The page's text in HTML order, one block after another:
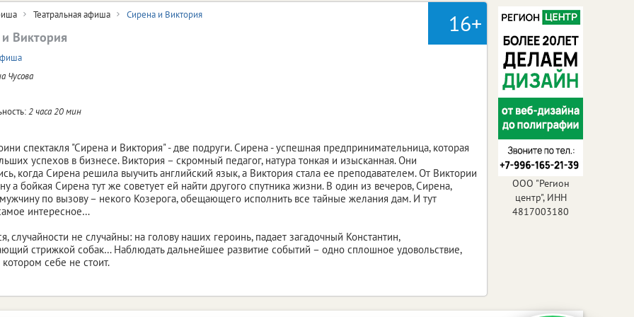
16+
Театральная афиша Сирена и Виктория
Виктория
Чусова
2 часа 20 мин
спектакля "Сирена и Виктория" - две подруги. Сирена - успешная предпринимательница, которая
успехов в бизнесе. Виктория – скромный педагог, натура тонкая и изысканная. Они
когда Сирена решила выучить английский язык, а Виктория стала ее преподавателем. От Виктории
а бойкая Сирена тут же советует ей найти другого спутника жизни. В один из вечеров, Сирена,
по вызову – некого Козерога, обещающего исполнить все тайные желания дам. И тут
интересное…
случайности не случайны: на голову наших героинь, падает загадочный Константин,
стрижкой собак… Наблюдать дальнейшее развитие событий – одно сплошное удовольствие,
котором себе не стоит.
ООО "Регион
центр", ИНН
4817003180